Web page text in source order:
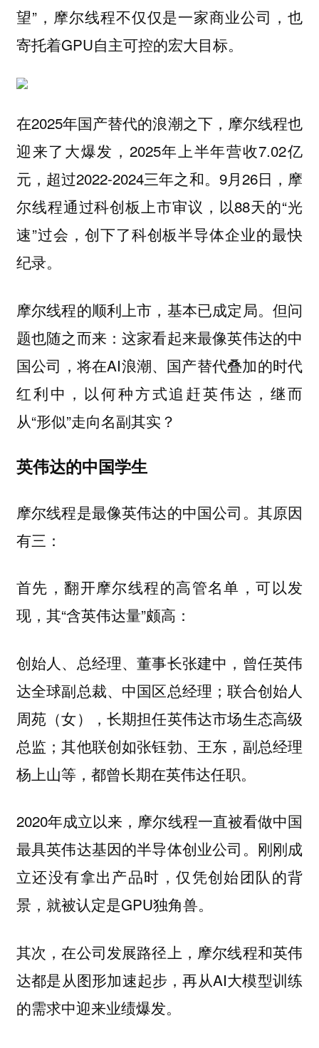
望”，摩尔线程不仅仅是一家商业公司，也
寄托着GPU自主可控的宏大目标。
在2025年国产替代的浪潮之下，摩尔线程也
迎来了大爆发，2025年上半年营收7.02亿
元，超过2022-2024三年之和。9月26日，摩
尔线程通过科创板上市审议，以88天的“光
速”过会，创下了科创板半导体企业的最快
纪录。
摩尔线程的顺利上市，基本已成定局。但问
题也随之而来：这家看起来最像英伟达的中
国公司，将在AI浪潮、国产替代叠加的时代
红利中，以何种方式追赶英伟达，继而
从“形似”走向名副其实？
英伟达的中国学生
摩尔线程是最像英伟达的中国公司。其原因
有三：
首先，翻开摩尔线程的高管名单，可以发
现，其“含英伟达量”颇高：
创始人、总经理、董事长张建中，曾任英伟
达全球副总裁、中国区总经理；联合创始人
周苑（女），长期担任英伟达市场生态高级
总监；其他联创如张钰勃、王东，副总经理
杨上山等，都曾长期在英伟达任职。
2020年成立以来，摩尔线程一直被看做中国
最具英伟达基因的半导体创业公司。刚刚成
立还没有拿出产品时，仅凭创始团队的背
景，就被认定是GPU独角兽。
其次，在公司发展路径上，摩尔线程和英伟
达都是从图形加速起步，再从AI大模型训练
的需求中迎来业绩爆发。